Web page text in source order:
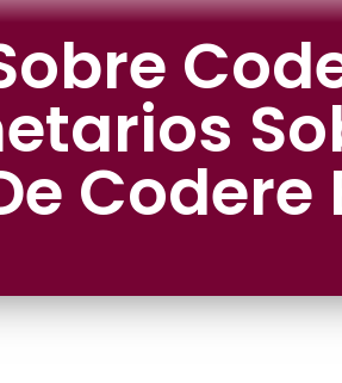
Codere